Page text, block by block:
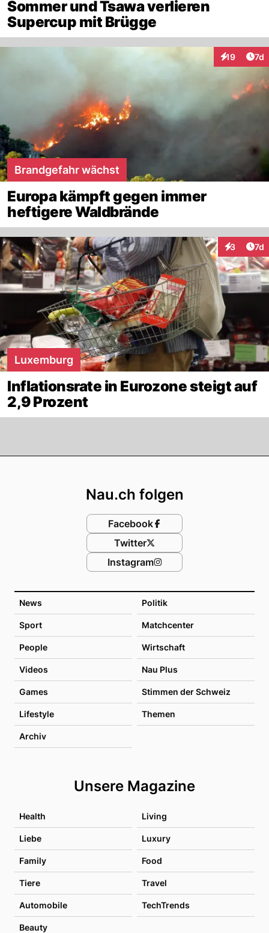
Sommer und Tsawa verlieren
Supercup mit Brügge
19 7d
Brandgefahr wächst
Europa kämpft gegen immer
heftigere Waldbrände
3 7d
Luxemburg
Inflationsrate in Eurozone steigt auf
2,9 Prozent
News Politik
Sport Matchcenter
People Wirtschaft
Videos Nau Plus
Games Stimmen der Schweiz
Lifestyle Themen
Archiv
Unsere Magazine
Health Living
Liebe Luxury
Family Food
Tiere Travel
Automobile TechTrends
Beauty
Nau.ch folgen
Facebook
Twitter
Instagram